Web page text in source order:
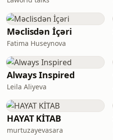
Məclisdən İçəri
Fatima Huseynova
Always Inspired
Leila Aliyeva
HAYAT KİTAB
murtuzayevasara